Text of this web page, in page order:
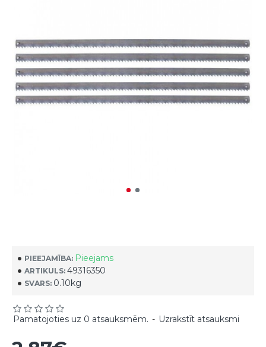
PIEEJAMĪBA: Pieejams
ARTIKULS: 49316350
SVARS: 0.10kg
Pamatojoties uz 0 atsauksmēm. - Uzrakstīt atsauksmi